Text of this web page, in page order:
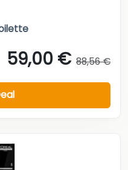
59,00 € 88,56 €